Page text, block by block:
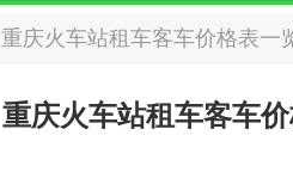
重庆火车站租车客车价格表一
重庆火车站租车客车